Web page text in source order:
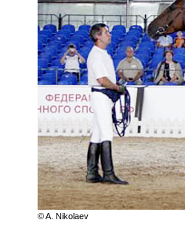
© A. Nikolaev